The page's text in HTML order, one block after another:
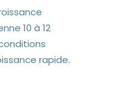
10 à 12
rapide.